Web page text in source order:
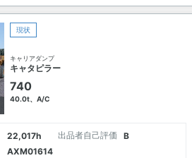
現状
キャリアダンプ
キャタピラー
740
40.0t、A/C
22,017h 出品者自己評価
B
AXM01614